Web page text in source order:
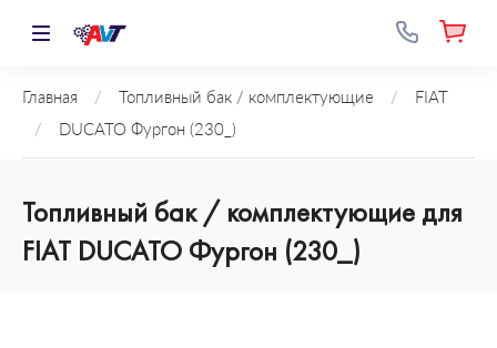
Главная / Топливный бак / комплектующие /
FIAT
/
DUCATO Фургон (230_)
Топливный бак / комплектующие для
FIAT DUCATO Фургон (230_)